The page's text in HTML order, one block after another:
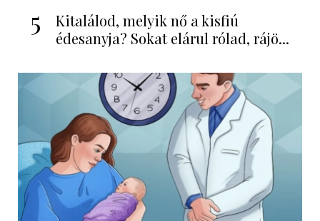
5
Kitalálod, melyik nő a kisfiú
édesanyja? Sokat elárul rólad, rájö...